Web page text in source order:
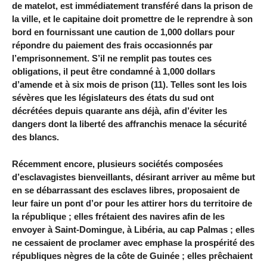
de matelot, est immédiatement transféré dans la prison de
la ville, et le capitaine doit promettre de le reprendre à son
bord en fournissant une caution de 1,000 dollars pour
répondre du paiement des frais occasionnés par
l’emprisonnement. S’il ne remplit pas toutes ces
obligations, il peut être condamné à 1,000 dollars
d’amende et à six mois de prison (11). Telles sont les lois
sévères que les législateurs des états du sud ont
décrétées depuis quarante ans déjà, afin d’éviter les
dangers dont la liberté des affranchis menace la sécurité
des blancs.
Récemment encore, plusieurs sociétés composées
d’esclavagistes bienveillants, désirant arriver au même but
en se débarrassant des esclaves libres, proposaient de
leur faire un pont d’or pour les attirer hors du territoire de
la république ; elles frétaient des navires afin de les
envoyer à Saint-Domingue, à Libéria, au cap Palmas ; elles
ne cessaient de proclamer avec emphase la prospérité des
républiques nègres de la côte de Guinée ; elles prêchaient